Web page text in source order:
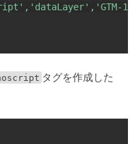
タグを作成した